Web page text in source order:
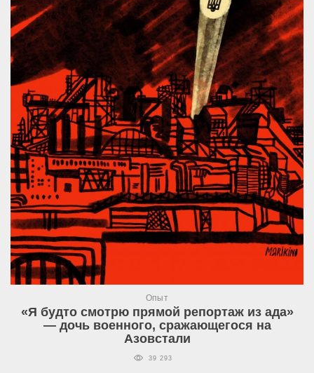
Опыт
«Я будто смотрю прямой репортаж из ада»
— дочь военного, сражающегося на
Азовстали
39 293